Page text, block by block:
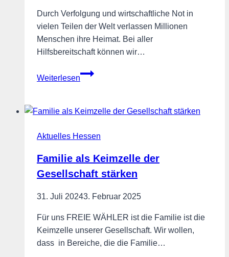
Durch Verfolgung und wirtschaftliche Not in
vielen Teilen der Welt verlassen Millionen
Menschen ihre Heimat. Bei aller
Hilfsbereitschaft können wir…
Weiterlesen
Zuwanderung
Aktuelles Hessen
Familie als Keimzelle der
Gesellschaft stärken
31. Juli 20243. Februar 2025
Für uns FREIE WÄHLER ist die Familie ist die
Keimzelle unserer Gesellschaft. Wir wollen,
dass in Bereiche, die die Familie…